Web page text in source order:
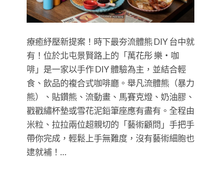
療癒紓壓新提案！時下最夯流體熊 DIY 台中就
有！位於北屯景賢路上的「萬花彤 樂・咖
啡」是一家以手作 DIY 體驗為主，並結合輕
食、飲品的複合式咖啡廳。舉凡流體熊（暴力
熊）、貼鑽熊、流動畫、馬賽克燈、奶油膠、
戳戳繡杯墊或雪花泥鉛筆座應有盡有。全程由
米粒、拉拉兩位超親切的「藝術顧問」手把手
帶你完成，輕鬆上手無難度，沒有藝術細胞也
逮就補！…